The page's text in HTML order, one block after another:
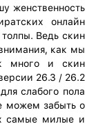
женственность
онлайн
Ведь скин
как мы
много и скин
26.3 / 26.2
слабого пола
можем забыть о
самые милые и